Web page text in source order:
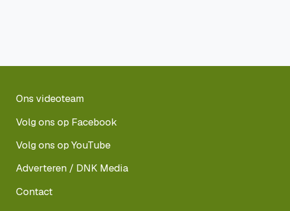
Ons videoteam
Volg ons op Facebook
Volg ons op YouTube
Adverteren / DNK Media
Contact